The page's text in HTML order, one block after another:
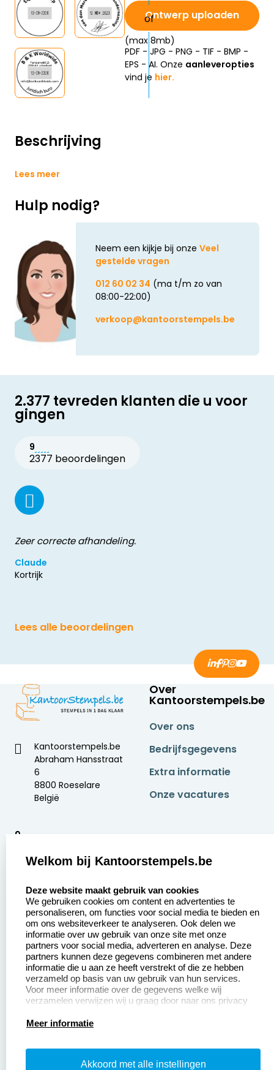
Beschrijving
Lees meer
Hulp nodig?
Neem een kijkje bij onze Veel
gestelde vragen
012 60 02 34 (ma t/m zo van
08:00-22:00)
verkoop@kantoorstempels.be
Ontwerp uploaden
(max 8mb)
PDF - JPG - PNG - TIF - BMP -
EPS - AI. Onze aanleveropties
vind je hier.
2.377 tevreden klanten die u voor
gingen
9
2377 beoordelingen
Zeer correcte afhandeling.
Claude
Kortrijk
Lees alle beoordelingen
Kantoorstempels.be
Abraham Hansstraat
6
8800 Roeselare
België
9
Over
Kantoorstempels.be
Over ons
Bedrijfsgegevens
Extra informatie
Onze vacatures
Aanvraag op maat
Betaling &
Verzending
Wederverkoper
worden
Contact opnemen
Veel gestelde vragen
Retourneren
Herroepingsrecht
Productinformatie:
Instructiepagina
Welkom bij Kantoorstempels.be
Deze website maakt gebruik van cookies
We gebruiken cookies om content en advertenties te
personaliseren, om functies voor social media te bieden en
om ons websiteverkeer te analyseren. Ook delen we
informatie over uw gebruik van onze site met onze
partners voor social media, adverteren en analyse. Deze
partners kunnen deze gegevens combineren met andere
informatie die u aan ze heeft verstrekt of die ze hebben
verzameld op basis van uw gebruik van hun services.
Voor meer informatie over de gegevens welke wij
verzamelen verwijzen wij u graag door naar ons privacy
Meer informatie
Akkoord met alle instellingen